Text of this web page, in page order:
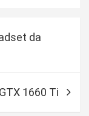
da
1660 Ti